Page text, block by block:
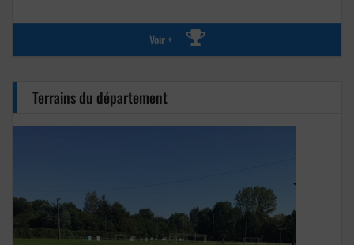
Voir +
Terrains du département